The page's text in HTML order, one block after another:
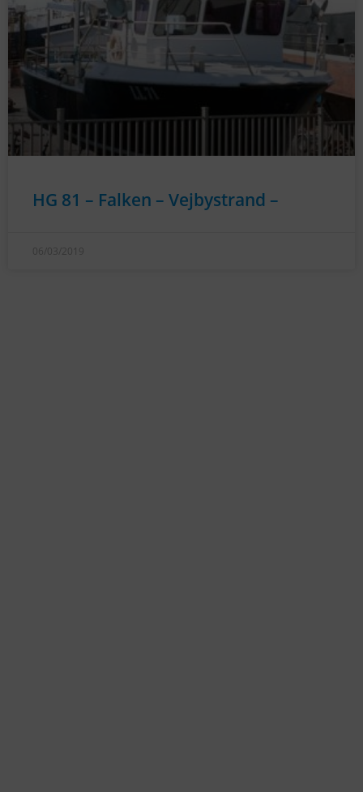
HG 81 – Falken – Vejbystrand –
06/03/2019